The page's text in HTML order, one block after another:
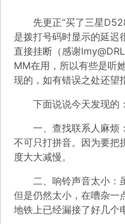
先更正“买了三星
是拨打号码时显示的延迟
直接挂断（感谢
MM在用，所以有些是听
现的，如有错误之处还望
下面说说今天发现的：
一、查找联系人麻烦：
不可只打拼音。因为要把
度大大减慢。
二、响铃声音太小：虽
但是仍然太小，在嘈杂一
地铁上已经漏接了好几个